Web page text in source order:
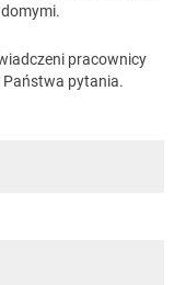
pracownicy
pytania.